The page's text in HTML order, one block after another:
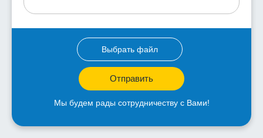
Выбрать файл
Отправить
Мы будем рады сотрудничеству с Вами!